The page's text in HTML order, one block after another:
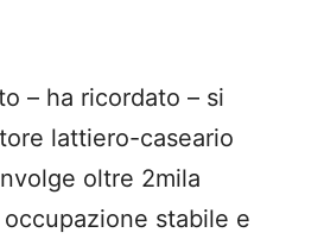
– ha ricordato – si
lattiero-caseario
oltre 2mila
stabile e